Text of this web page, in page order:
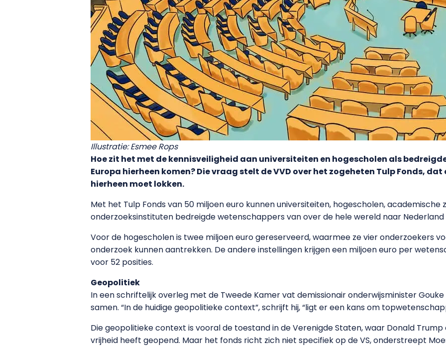
Illustratie: Esmee Rops
Hoe zit het met de kennisveiligheid aan universiteiten en hogescholen als
Europa hierheen komen? Die vraag stelt de VVD over het zogeheten Tulp Fonds,
hierheen moet lokken.
Met het Tulp Fonds van 50 miljoen euro kunnen universiteiten, hogescholen, academische
onderzoeksinstituten bedreigde wetenschappers van over de hele wereld naar Nederland
Voor de hogescholen is twee miljoen euro gereserveerd, waarmee ze vier onderzoekers
onderzoek kunnen aantrekken. De andere instellingen krijgen een miljoen euro per
voor 52 posities.
Geopolitiek
In een schriftelijk overleg met de Tweede Kamer vat demissionair onderwijsminister
samen. “In de huidige geopolitieke context”, schrijft hij, “ligt er een kans om
Die geopolitieke context is vooral de toestand in de Verenigde Staten, waar Donald
vrijheid heeft geopend. Maar het fonds richt zich niet specifiek op de VS, onderstreept